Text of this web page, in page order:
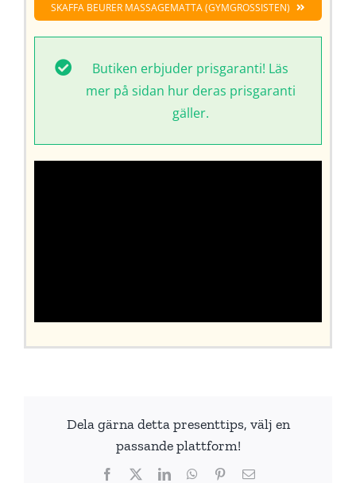
SKAFFA BEURER MASSAGEMATTA (GYMGROSSISTEN)
Butiken erbjuder prisgaranti! Läs
mer på sidan hur deras prisgaranti
gäller.
Dela gärna detta presenttips, välj en
passande plattform!
Facebook LinkedInWhatsApp
Pinterest
E-